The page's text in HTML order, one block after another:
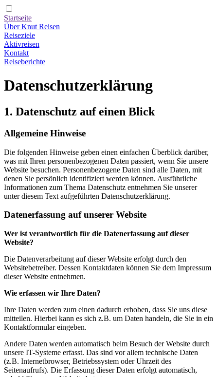
Startseite
Über Knut Reisen
Reiseziele
Aktivreisen
Kontakt
Reiseberichte
Datenschutzerklärung
1. Datenschutz auf einen Blick
Allgemeine Hinweise
Die folgenden Hinweise geben einen einfachen Überblick darüber,
was mit Ihren personenbezogenen Daten passiert, wenn Sie unsere
Website besuchen. Personenbezogene Daten sind alle Daten, mit
denen Sie persönlich identifiziert werden können. Ausführliche
Informationen zum Thema Datenschutz entnehmen Sie unserer
unter diesem Text aufgeführten Datenschutzerklärung.
Datenerfassung auf unserer Website
Wer ist verantwortlich für die Datenerfassung auf dieser
Website?
Die Datenverarbeitung auf dieser Website erfolgt durch den
Websitebetreiber. Dessen Kontaktdaten können Sie dem Impressum
dieser Website entnehmen.
Wie erfassen wir Ihre Daten?
Ihre Daten werden zum einen dadurch erhoben, dass Sie uns diese
mitteilen. Hierbei kann es sich z.B. um Daten handeln, die Sie in ein
Kontaktformular eingeben.
Andere Daten werden automatisch beim Besuch der Website durch
unsere IT-Systeme erfasst. Das sind vor allem technische Daten
(z.B. Internetbrowser, Betriebssystem oder Uhrzeit des
Seitenaufrufs). Die Erfassung dieser Daten erfolgt automatisch,